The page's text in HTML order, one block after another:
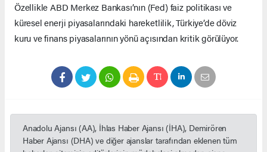
Özellikle ABD Merkez Bankası’nın (Fed) faiz politikası ve
küresel enerji piyasalarındaki hareketlilik, Türkiye’de döviz
kuru ve finans piyasalarının yönü açısından kritik görülüyor.
Anadolu Ajansı (AA), İhlas Haber Ajansı (İHA), Demirören
Haber Ajansı (DHA) ve diğer ajanslar tarafından eklenen tüm